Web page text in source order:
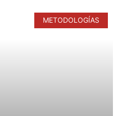
METODOLOGÍAS